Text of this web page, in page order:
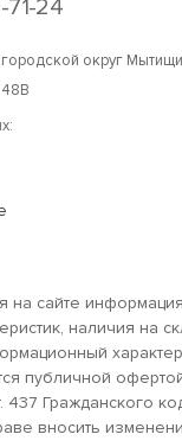
71-24
округ
на сайте
наличия на
публичной
437 Гражданского
вносить